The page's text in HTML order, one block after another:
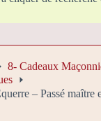
8- Cadeaux
– Passé maître